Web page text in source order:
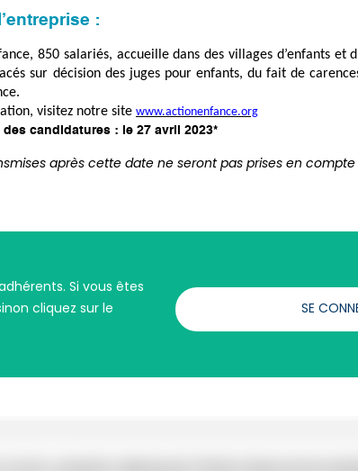
:
850 salariés, accueille dans des villages d’enfants et
sur décision des juges pour enfants, du fait de
visitez notre site www.actionenfance.org
candidatures : le 27 avril 2023*
après cette date ne seront pas prises en compte
Si vous êtes
cliquez sur le
SE